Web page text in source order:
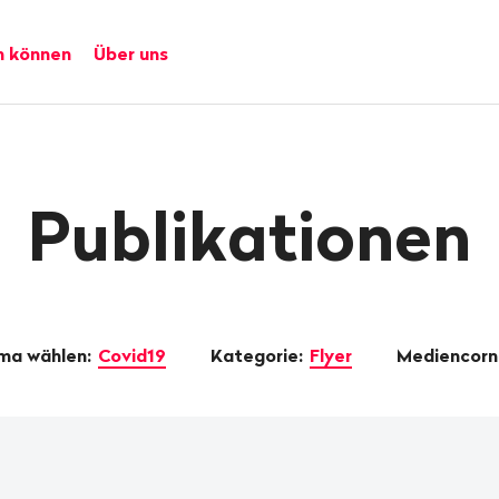
können Über uns
Publikationen
wählen: Covid19 Kategorie: Flyer